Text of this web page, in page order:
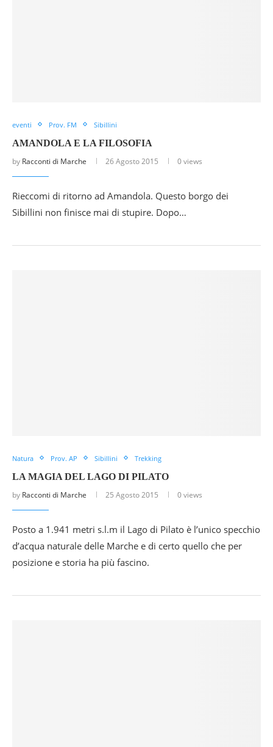
eventi Prov. FM Sibillini
AMANDOLA E LA FILOSOFIA
by Racconti di Marche 26 Agosto 2015 0 views
Rieccomi di ritorno ad Amandola. Questo borgo dei
Sibillini non finisce mai di stupire. Dopo…
Natura Prov. AP Sibillini Trekking
LA MAGIA DEL LAGO DI PILATO
by Racconti di Marche 25 Agosto 2015 0 views
Posto a 1.941 metri s.l.m il Lago di Pilato è l’unico specchio
d’acqua naturale delle Marche e di certo quello che per
posizione e storia ha più fascino.